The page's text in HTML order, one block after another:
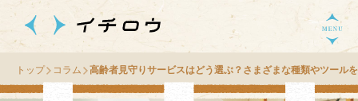
トップ コラム 高齢者見守りサービスはどう選ぶ？さまざまな種類やツール